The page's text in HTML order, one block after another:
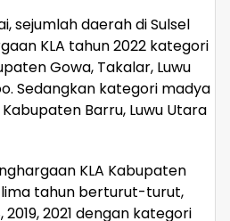
sejumlah daerah di Sulsel
KLA tahun 2022 kategori
Gowa, Takalar, Luwu
Sedangkan kategori madya
Barru, Luwu Utara
KLA Kabupaten
lima tahun berturut-turut,
2019, 2021 dengan kategori